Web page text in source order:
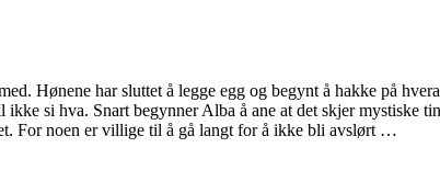
Hønene har sluttet å legge egg og begynt å hakke på
si hva. Snart begynner Alba å ane at det skjer mystiske
For noen er villige til å gå langt for å ikke bli avslørt …